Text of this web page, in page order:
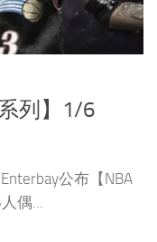
列】1/6
公布【NBA
偶...